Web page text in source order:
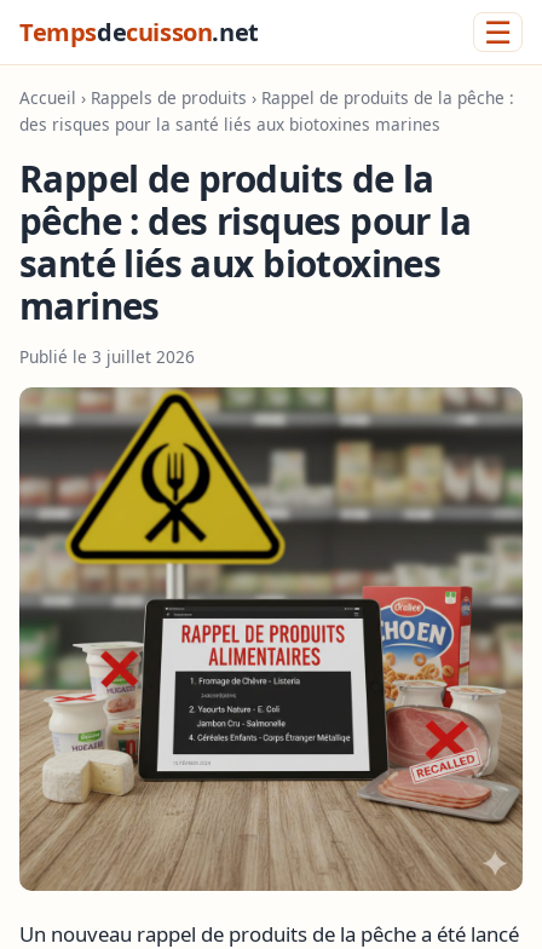
Tempsdecuisson.net ☰
Accueil › Rappels de produits › Rappel de produits de la pêche :
des risques pour la santé liés aux biotoxines marines
Rappel de produits de la
pêche : des risques pour la
santé liés aux biotoxines
marines
Publié le 3 juillet 2026
Un nouveau rappel de produits de la pêche a été lancé